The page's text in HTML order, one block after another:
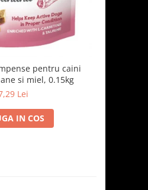
pentru caini
si miel, 0.15kg
Lei
IN COS